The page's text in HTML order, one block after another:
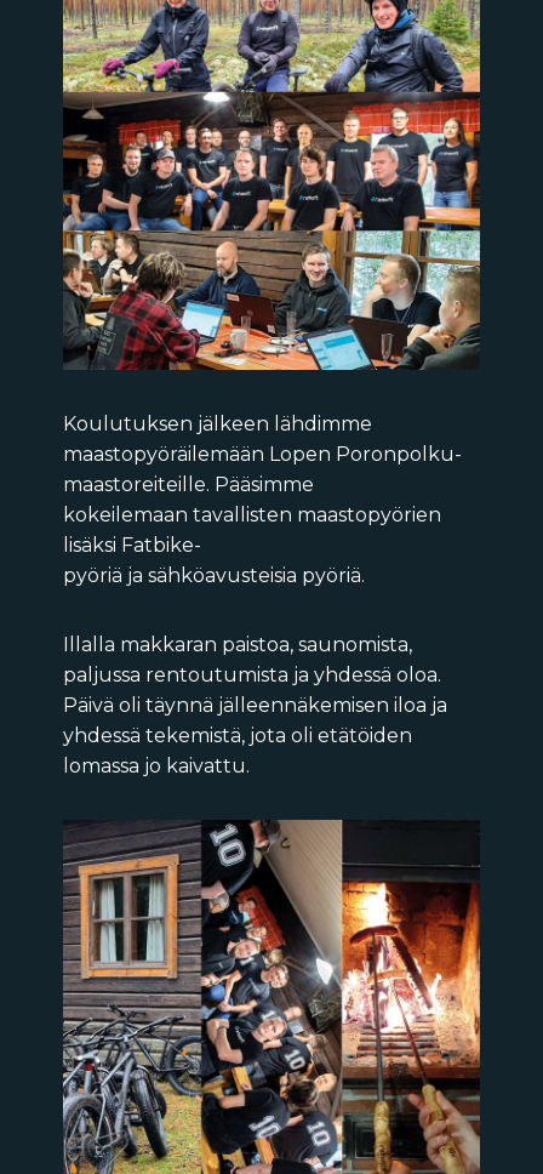
Koulutuksen jälkeen lähdimme
maastopyöräilemään Lopen Poronpolku-
maastoreiteille. Pääsimme
kokeilemaan tavallisten maastopyörien
lisäksi Fatbike-
pyöriä ja sähköavusteisia pyöriä.
Illalla makkaran paistoa, saunomista,
paljussa rentoutumista ja yhdessä oloa.
Päivä oli täynnä jälleennäkemisen iloa ja
yhdessä tekemistä, jota oli etätöiden
lomassa jo kaivattu.